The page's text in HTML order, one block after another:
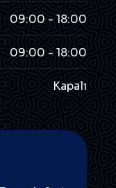
09:00 - 18:00
09:00 - 18:00
Kapalı